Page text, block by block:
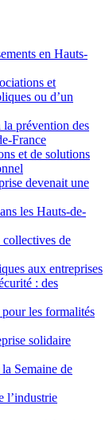
en Hauts-
et
ou d’un
la prévention des
France
et de solutions
devenait une
les Hauts-de-
de
aux entreprises
: des
les formalités
solidaire
Semaine de
l’industrie